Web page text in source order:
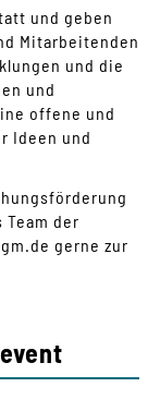
und geben
Mitarbeitenden
und die
und
offene und
Ideen und
Team der
.de gerne zur